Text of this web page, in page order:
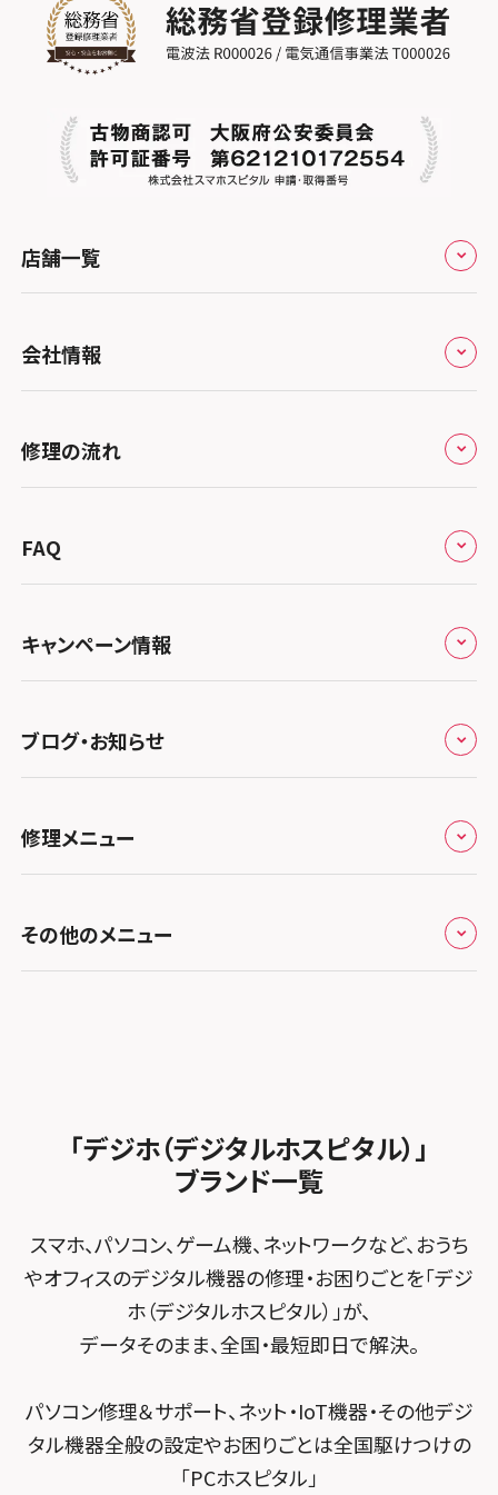
店舗一覧
北海道・東北
スマホスピタル大丸札幌
関東
スマホスピタル宇都宮
スマホスピタル 高崎
スマホスピタル鴻巣
スマホスピタル テルル三芳
スマホスピタル 熊谷
スマホスピタル ゲオデジタルベース川口元郷
スマホスピタル埼玉大宮
スマホスピタル テルル蒲生
スマホスピタル テルル新越谷
スマホスピタル テルル草加花栗
スマホスピタル テルル東川口
スマホスピタル テルル松戸五香
スマホスピタル テルル宮野木
スマホスピタル千葉
スマホスピタル 大森
スマホスピタル練馬
北陸・甲信越
スマホスピタルアル・プラザ小松
スマホスピタル 北陸総合修理センター
スマホスピタル 長野
東海
スマホスピタル岐阜
スマホスピタル 浜松
スマホスピタル静岡パルコ
スマホスピタル 藤枝
スマホスピタル名古屋駅前
スマホスピタル名古屋金山
スマホスピタル 大府
スマホスピタル 西枇杷島
スマホスピタル平和が丘
スマホスピタル春日井勝川
関西
スマホスピタル 大阪梅田
スマホスピタル by デジホ 梅田地下（うめちか）
スマホスピタル京橋
スマホスピタル難波
スマホスピタルイオンタウン茨木太田
スマホスピタル住道オペラパーク
スマホスピタル東大阪ロンモール布施
スマホスピタル堺
スマホスピタル 堺出張所
スマホスピタル京都河原町
スマホスピタル宇治槙島
スマホスピタル烏丸
中国・四国
スマホスピタル岡山駅前
スマホスピタル西条
スマホスピタル by デジホ マークイズ福岡もも
ち
スマホスピタル福岡天神
スマホスピタル熊本下通
スマホスピタル GODOモバイル大分府内町
会社情報
会社概要
総務省登録業者
特定商取引法に関する表記
プライバシーポリシー
郵送修理依頼
修理の流れ
郵送修理の流れ
FAQ
キャンペーン情報
キャンペーン一覧
ブログ・お知らせ
お知らせ
修理メニュー
iPhone修理メニュー
MacBook修理メニュー
その他のメニュー
FCNTスマートフォン修理
「デジホ（デジタルホスピタル）」
ブランド一覧
スマホ、パソコン、ゲーム機、ネットワークなど、おうち
やオフィスのデジタル機器の修理・お困りごとを「デジ
ホ（デジタルホスピタル）」が、
データそのまま、全国・最短即日で解決。
パソコン修理＆サポート、ネット・IoT機器・その他デジ
タル機器全般の設定やお困りごとは全国駆けつけの
「PCホスピタル」